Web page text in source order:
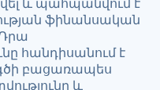
ֆինանսական
հանդիսանում է
բացառապես
և